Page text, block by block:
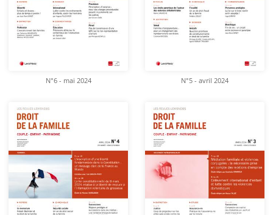
N°6 - mai 2024 N°5 - avril 2024